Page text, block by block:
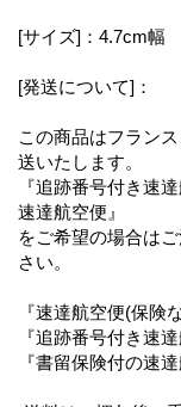
[サイズ]：4.7cm幅
[発送について]：
この商品はフラン
送いたします。
『追跡番号付き速
速達航空便』
をご希望の場合は
さい。
『速達航空便(保険
『追跡番号付き速
『書留保険付の速